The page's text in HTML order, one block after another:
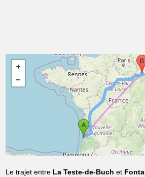
Le trajet entre La Teste-de-Buch et